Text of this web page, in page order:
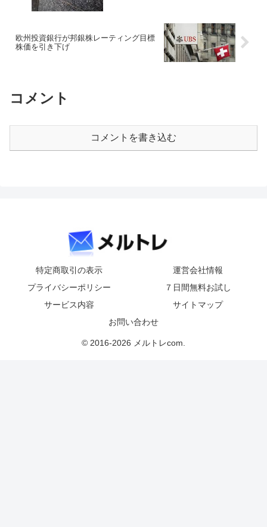
欧州投資銀行が邦銀株レーティング目標
株価を引き下げ
コメント
コメントを書き込む
特定商取引の表示
運営会社情報
プライバシーポリシー
７日間無料お試し
サービス内容
サイトマップ
お問い合わせ
© 2016-2026 メルトレcom.